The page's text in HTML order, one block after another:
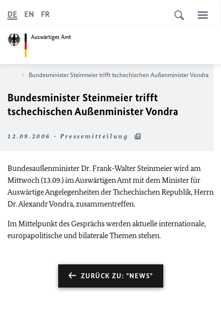
Auswärtiges Amt
DE EN FR
Bundesminister Steinmeier trifft tschechischen Außenminister Vondra
Bundesminister Steinmeier trifft
tschechischen Außenminister Vondra
12.09.2006 - Pressemitteilung
Bundesaußenminister Dr. Frank-Walter Steinmeier wird am
Mittwoch (13.09.) im Auswärtigen Amt mit dem Minister für
Auswärtige Angelegenheiten der Tschechischen Republik, Herrn
Dr. Alexandr Vondra, zusammentreffen.
Im Mittelpunkt des Gesprächs werden aktuelle internationale,
europapolitische und bilaterale Themen stehen.
ZURÜCK ZU: "NEWS"